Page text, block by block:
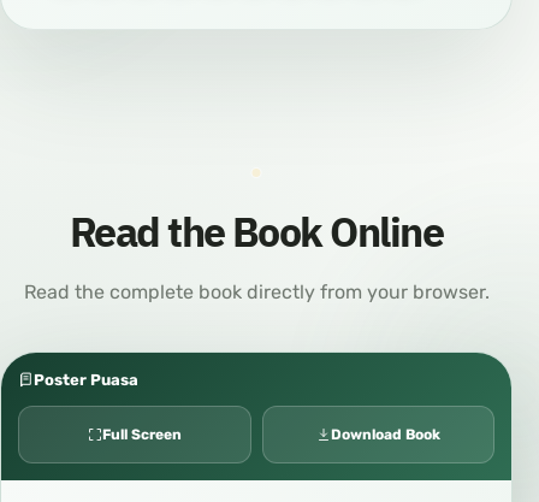
Read the Book Online
Read the complete book directly from your browser.
Poster Puasa
Full Screen Download Book